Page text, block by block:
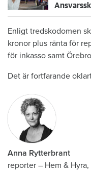
Enligt tredskodomen
kronor plus ränta för
för inkasso samt
Det är fortfarande
Anna Rytterbrant
reporter – Hem &